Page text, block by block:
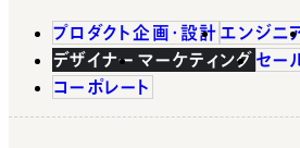
プロダクト企画・設計 エンジニ
デザイナー マーケティング セー
コーポレート